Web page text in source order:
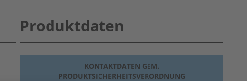
Produktdaten
KONTAKTDATEN GEM.
PRODUKTSICHERHEITSVERORDNUNG